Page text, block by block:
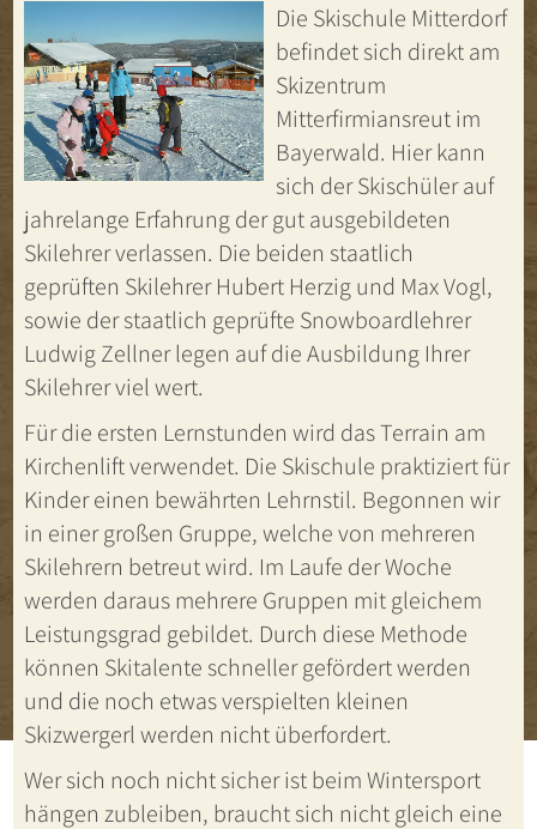
Die Skischule Mitterdorf
befindet sich direkt am
Skizentrum
Mitterfirmiansreut im
Bayerwald. Hier kann
sich der Skischüler auf
jahrelange Erfahrung der gut ausgebildeten
Skilehrer verlassen. Die beiden staatlich
geprüften Skilehrer Hubert Herzig und Max Vogl,
sowie der staatlich geprüfte Snowboardlehrer
Ludwig Zellner legen auf die Ausbildung Ihrer
Skilehrer viel wert.
Für die ersten Lernstunden wird das Terrain am
Kirchenlift verwendet. Die Skischule praktiziert für
Kinder einen bewährten Lehrnstil. Begonnen wir
in einer großen Gruppe, welche von mehreren
Skilehrern betreut wird. Im Laufe der Woche
werden daraus mehrere Gruppen mit gleichem
Leistungsgrad gebildet. Durch diese Methode
können Skitalente schneller gefördert werden
und die noch etwas verspielten kleinen
Skizwergerl werden nicht überfordert.
Wer sich noch nicht sicher ist beim Wintersport
hängen zubleiben, braucht sich nicht gleich eine